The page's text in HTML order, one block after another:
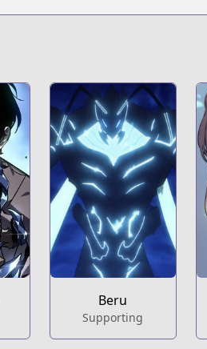
Beru
Supporting